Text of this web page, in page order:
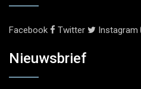
Facebook Twitter Instagram
Nieuwsbrief